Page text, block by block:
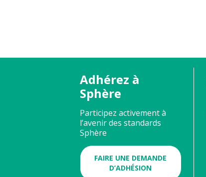
Adhérez à
Sphère
Participez activement à
l’avenir des standards
Sphère
FAIRE UNE DEMANDE
D’ADHÉSION